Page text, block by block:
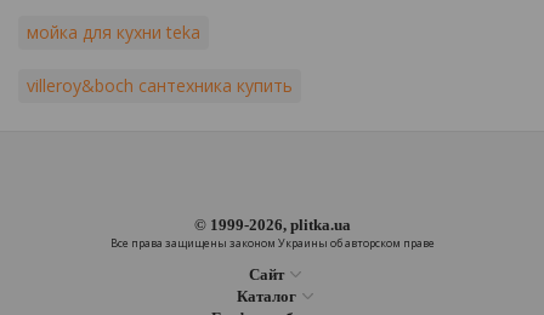
мойка для кухни teka
villeroy&boch сантехника купить
© 1999-2026, plitka.ua
Все права защищены законом Украины об авторском праве
Сайт
Каталог